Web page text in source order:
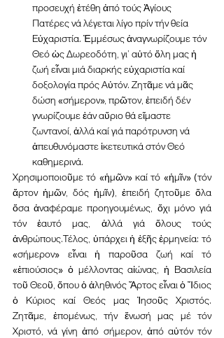
προσευχή ἐτέθη ἀπό τούς Ἁγίους
Πατέρες νά λέγεται λίγο πρίν τήν θεία
Εὐχαριστία. Ἐμμέσως ἀναγνωρίζουμε τόν
Θεό ὡς Δωρεοδότη, γι’ αὐτό ὅλη μας ἡ
ζωή εἶναι μιά διαρκής εὐχαριστία καί
δοξολογία πρός Αὐτόν. Ζητᾶμε νά μᾶς
δώση «σήμερον», πρῶτον, ἐπειδή δέν
γνωρίζουμε ἐάν αὔριο θά εἴμαστε
ζωντανοί, ἀλλά καί γιά παρότρυνση νά
ἀπευθυνόμαστε ἱκετευτικά στόν Θεό
καθημερινά.
Χρησιμοποιοῦμε τό «ἡμῶν» καί τό «ἡμῖν» (τόν
ἄρτον ἡμῶν, δός ἡμῖν), ἐπειδή ζητοῦμε ὅλα
ὅσα ἀναφέραμε προηγουμένως, ὄχι μόνο γιά
τόν ἑαυτό μας, ἀλλά γιά ὅλους τούς
ἀνθρώπους.Τέλος, ὑπάρχει ἡ ἑξῆς ἑρμηνεία: τό
«σήμερον» εἶναι ἡ παροῦσα ζωή καί τό
«ἐπιούσιος» ὁ μέλλοντας αἰώνας, ἡ Βασιλεία
τοῦ Θεοῦ, ὅπου ὁ ἀληθινός Ἄρτος εἶναι ὁ Ἴδιος
ὁ Κύριος καί Θεός μας Ἰησοῦς Χριστός.
Ζητᾶμε, ἑπομένως, τήν ἔνωσή μας μέ τόν
Χριστό, νά γίνη ἀπό σήμερον, ἀπό αὐτόν τόν